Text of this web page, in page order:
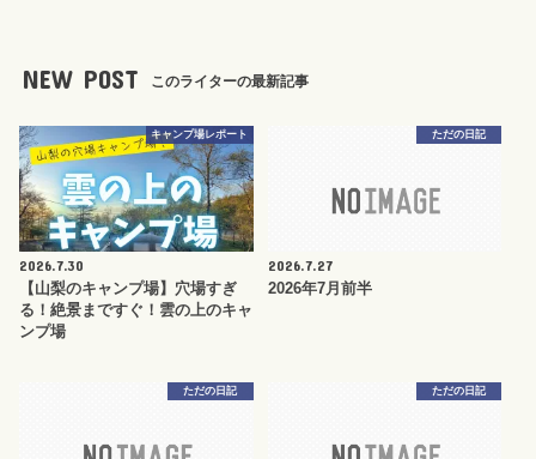
NEW POST このライターの最新記事
キャンプ場レポート
2026.7.30
【山梨のキャンプ場】穴場すぎ
る！絶景まですぐ！雲の上のキャ
ンプ場
ただの日記
2026.7.27
2026年7月前半
ただの日記 ただの日記